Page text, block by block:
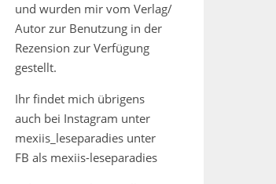
und wurden mir vom Verlag/
Autor zur Benutzung in der
Rezension zur Verfügung
gestellt.
Ihr findet mich übrigens
auch bei Instagram unter
mexiis_leseparadies unter
FB als mexiis-leseparadies